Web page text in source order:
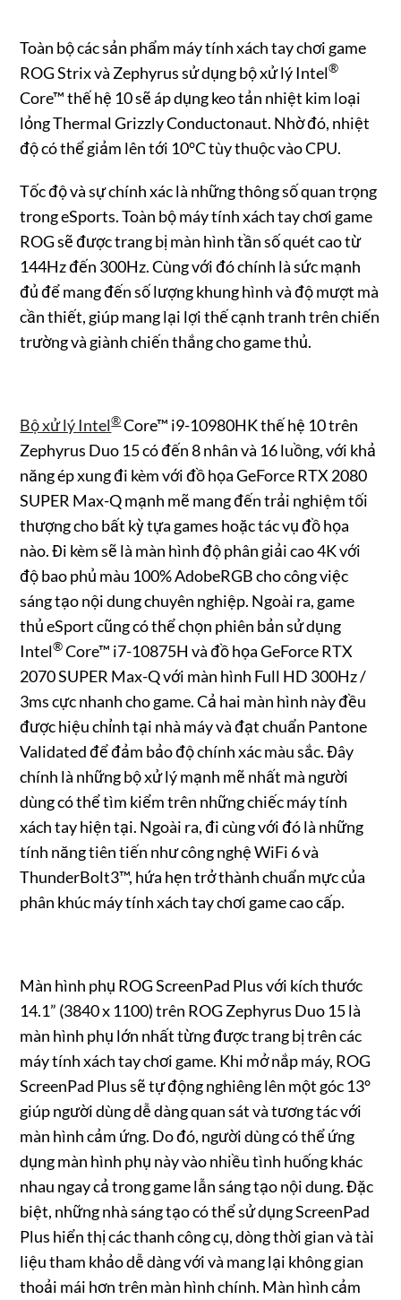
Toàn bộ các sản phẩm máy tính xách tay chơi game
ROG Strix và Zephyrus sử dụng bộ xử lý Intel®
Core™ thế hệ 10 sẽ áp dụng keo tản nhiệt kim loại
lỏng Thermal Grizzly Conductonaut. Nhờ đó, nhiệt
độ có thể giảm lên tới 10°C tùy thuộc vào CPU.
Tốc độ và sự chính xác là những thông số quan trọng
trong eSports. Toàn bộ máy tính xách tay chơi game
ROG sẽ được trang bị màn hình tần số quét cao từ
144Hz đến 300Hz. Cùng với đó chính là sức mạnh
đủ để mang đến số lượng khung hình và độ mượt mà
cần thiết, giúp mang lại lợi thế cạnh tranh trên chiến
trường và giành chiến thắng cho game thủ.
Bộ xử lý Intel®Core™ i9-10980HK thế hệ 10 trên
Zephyrus Duo 15 có đến 8 nhân và 16 luồng, với khả
năng ép xung đi kèm với đồ họa GeForce RTX 2080
SUPER Max-Q mạnh mẽ mang đến trải nghiệm tối
thượng cho bất kỳ tựa games hoặc tác vụ đồ họa
nào. Đi kèm sẽ là màn hình độ phân giải cao 4K với
độ bao phủ màu 100% AdobeRGB cho công việc
sáng tạo nội dung chuyên nghiệp. Ngoài ra, game
thủ eSport cũng có thể chọn phiên bản sử dụng
Intel®Core™ i7-10875H và đồ họa GeForce RTX
2070 SUPER Max-Q với màn hình Full HD 300Hz /
3ms cực nhanh cho game. Cả hai màn hình này đều
được hiệu chỉnh tại nhà máy và đạt chuẩn Pantone
Validated để đảm bảo độ chính xác màu sắc. Đây
chính là những bộ xử lý mạnh mẽ nhất mà người
dùng có thể tìm kiểm trên những chiếc máy tính
xách tay hiện tại. Ngoài ra, đi cùng với đó là những
tính năng tiên tiến như công nghệ WiFi 6 và
ThunderBolt3™, hứa hẹn trở thành chuẩn mực của
phân khúc máy tính xách tay chơi game cao cấp.
Màn hình phụ ROG ScreenPad Plus với kích thước
14.1” (3840 x 1100) trên ROG Zephyrus Duo 15 là
màn hình phụ lớn nhất từng được trang bị trên các
máy tính xách tay chơi game. Khi mở nắp máy, ROG
ScreenPad Plus sẽ tự động nghiêng lên một góc 13°
giúp người dùng dễ dàng quan sát và tương tác với
màn hình cảm ứng. Do đó, người dùng có thể ứng
dụng màn hình phụ này vào nhiều tình huống khác
nhau ngay cả trong game lẫn sáng tạo nội dung. Đặc
biệt, những nhà sáng tạo có thể sử dụng ScreenPad
Plus hiển thị các thanh công cụ, dòng thời gian và tài
liệu tham khảo dễ dàng với và mang lại không gian
thoải mái hơn trên màn hình chính. Màn hình cảm